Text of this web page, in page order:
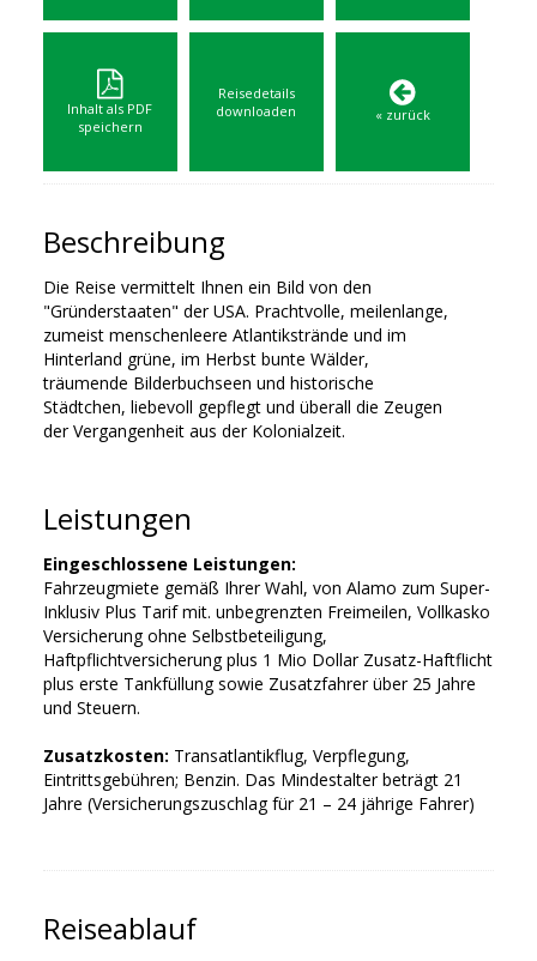
Inhalt als PDF
speichern
Reisedetails
downloaden
« zurück
Beschreibung
Die Reise vermittelt Ihnen ein Bild von den
"Gründerstaaten" der USA. Prachtvolle, meilenlange,
zumeist menschenleere Atlantikstrände und im
Hinterland grüne, im Herbst bunte Wälder,
träumende Bilderbuchseen und historische
Städtchen, liebevoll gepflegt und überall die Zeugen
der Vergangenheit aus der Kolonialzeit.
Leistungen
Eingeschlossene Leistungen:
Fahrzeugmiete gemäß Ihrer Wahl, von Alamo zum Super-
Inklusiv Plus Tarif mit. unbegrenzten Freimeilen, Vollkasko
Versicherung ohne Selbstbeteiligung,
Haftpflichtversicherung plus 1 Mio Dollar Zusatz-Haftflicht
plus erste Tankfüllung sowie Zusatzfahrer über 25 Jahre
und Steuern.
Zusatzkosten: Transatlantikflug, Verpflegung,
Eintrittsgebühren; Benzin. Das Mindestalter beträgt 21
Jahre (Versicherungszuschlag für 21 – 24 jährige Fahrer)
Reiseablauf